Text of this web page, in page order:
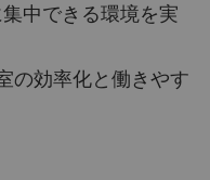
集中できる環境を実
の効率化と働きやす